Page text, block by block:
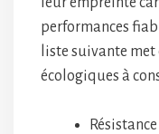
performances
liste suivante
écologiques à